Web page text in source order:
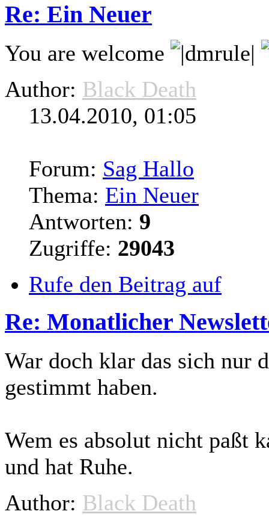
Re: Ein Neuer
You are welcome
Author: Black Death
13.04.2010, 01:05
Forum: Sag Hallo
Thema: Ein Neuer
Antworten: 9
Zugriffe: 29043
Rufe den Beitrag auf
Re: Monatlicher
War doch klar das sich nur
gestimmt haben.
Wem es absolut nicht paßt
und hat Ruhe.
Author: Black Death